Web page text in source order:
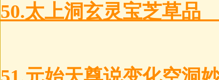
50.太上洞玄灵宝芝草品